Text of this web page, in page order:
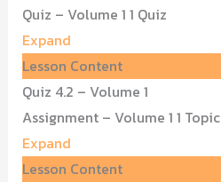
Quiz – Volume 1 1 Quiz
Expand
Lesson Content
Quiz 4.2 – Volume 1
Assignment – Volume 1 1 Topic
Expand
Lesson Content